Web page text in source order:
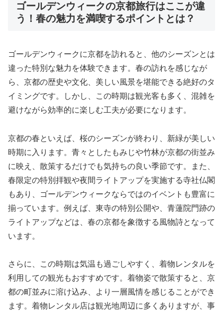
ゴールデンウィークの京都旅行はここが違
う！春の魅力を満喫するポイントとは？
ゴールデンウィークに京都を訪れると、他のシーズンとは
違った特別な魅力を体験できます。春の訪れを感じなが
ら、京都の歴史や文化、美しい風景を堪能できる絶好のタ
イミングです。しかし、この時期は観光客も多く、混雑を
避けながら効率的に楽しむ工夫が必要になります。
京都の春といえば、桜のシーズンが終わり、新緑が美しい
時期に入ります。青々としたもみじや竹林が京都の街並み
に映え、散策するだけでも気持ちの良い季節です。また、
春限定の特別拝観や夜間ライトアップを実施する寺社仏閣
もあり、ゴールデンウィークならではのイベントも豊富に
揃っています。例えば、東寺の特別公開や、青蓮院門跡の
ライトアップなどは、春の京都を象徴する風物詩となって
います。
さらに、この時期は気温も過ごしやすく、着物レンタルを
利用しての観光もおすすめです。着物姿で散策すると、京
都の町並みに溶け込み、より一層風情を感じることができ
ます。着物レンタル店は観光地周辺に多くありますが、事